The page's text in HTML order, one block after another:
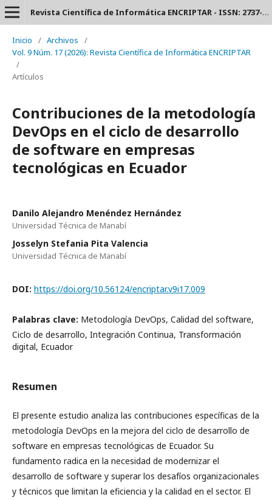
Revista Científica de Informática ENCRIPTAR - ISSN: 2737-6389.
Inicio / Archivos
/
Vol. 9 Núm. 17 (2026): Revista Científica de Informática ENCRIPTAR
/
Artículos
Contribuciones de la metodología
DevOps en el ciclo de desarrollo
de software en empresas
tecnológicas en Ecuador
Danilo Alejandro Menéndez Hernández
Universidad Técnica de Manabí
Josselyn Stefania Pita Valencia
Universidad Técnica de Manabí
DOI: https://doi.org/10.56124/encriptar.v9i17.009
Palabras clave: Metodología DevOps, Calidad del software,
Ciclo de desarrollo, Integración Continua, Transformación
digital, Ecuador
Resumen
El presente estudio analiza las contribuciones específicas de la
metodología DevOps en la mejora del ciclo de desarrollo de
software en empresas tecnológicas de Ecuador. Su
fundamento radica en la necesidad de modernizar el
desarrollo de software y superar los desafíos organizacionales
y técnicos que limitan la eficiencia y la calidad en el sector. El